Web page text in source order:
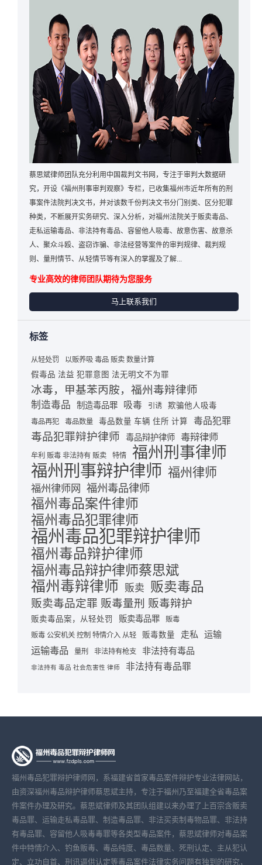
蔡思斌律师团队充分利用中国裁判文书网，专注于审判大数据研
究，开设《福州刑事审判观察》专栏，已收集福州市近年所有的刑
事案件法院判决文书，并对该数千份判决文书分门别类、区分犯罪
种类，不断展开实务研究、深入分析，对福州法院关于贩卖毒品、
走私运输毒品、非法持有毒品、容留他人吸毒、故意伤害、故意杀
人、聚众斗殴、盗窃诈骗、非法经营等案件的审判规律、裁判规
则、量刑情节、从轻情节等有深入的掌握及了解...
专业高效的律师团队期待为您服务
马上联系我们
标签
从轻处罚 以贩养吸 毒品 贩卖 数量计算
假毒品 法益 犯罪意图 法无明文不为罪
冰毒，甲基苯丙胺，福州毒辩律师
制造毒品 制造毒品罪 吸毒 引诱 欺骗他人吸毒
毒品再犯 毒品数量 毒品数量 车辆 住所 计算 毒品犯罪
毒品犯罪辩护律师 毒品辩护律师 毒辩律师
牟利 贩毒 非法持有 贩卖 特情 福州刑事律师
福州刑事辩护律师 福州律师
福州律师网 福州毒品律师
福州毒品案件律师
福州毒品犯罪律师
福州毒品犯罪辩护律师
福州毒品辩护律师
福州毒品辩护律师蔡思斌
福州毒辩律师 贩卖 贩卖毒品
贩卖毒品定罪 贩毒量刑 贩毒辩护
贩卖毒品案，从轻处罚 贩卖毒品罪
贩毒
贩毒 公安机关 控制 特情介入 从轻
贩毒数量 走私 运输
运输毒品 量刑 非法持有枪支 非法持有毒品
非法持有 毒品 社会危害性 律师 非法持有毒品罪
福州毒品犯罪辩护律师网，系福建省首家毒品案件辩护专业法律网站，
由资深福州毒品辩护律师蔡思斌主持，专注于福州乃至福建全省毒品案
件案件办理及研究。蔡思斌律师及其团队组建以来办理了上百宗含贩卖
毒品罪、运输走私毒品罪、制造毒品罪、非法买卖制毒物品罪、非法持
有毒品罪、容留他人吸毒毒罪等各类型毒品案件，蔡思斌律师对毒品案
件中特情介入、钓鱼贩毒、毒品纯度、毒品数量、死刑认定、主从犯认
定、立功自首、刑讯逼供认定等毒品案件法律实务问题有独到的研究，